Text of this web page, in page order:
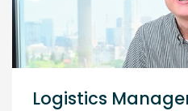
Logistics